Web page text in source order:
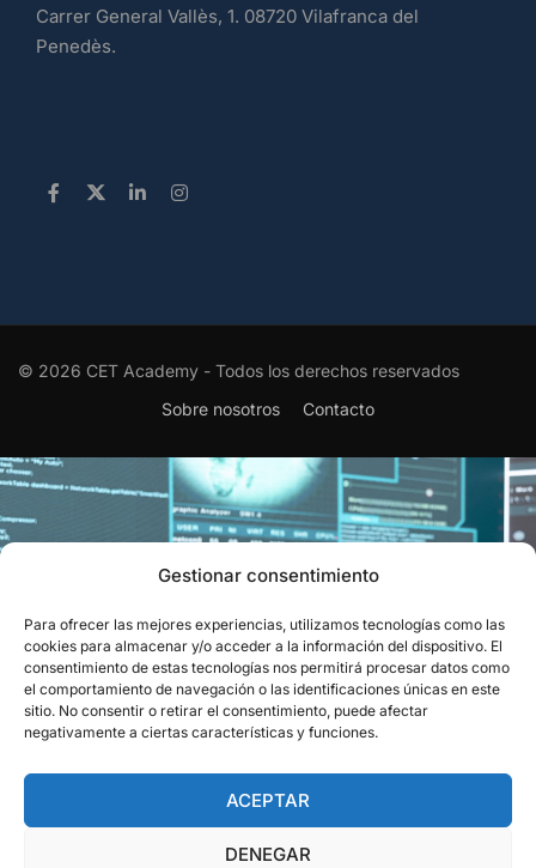
Gestionar consentimiento
Para ofrecer las mejores experiencias, utilizamos tecnologías como las
cookies para almacenar y/o acceder a la información del dispositivo. El
consentimiento de estas tecnologías nos permitirá procesar datos como
el comportamiento de navegación o las identificaciones únicas en este
sitio. No consentir o retirar el consentimiento, puede afectar
negativamente a ciertas características y funciones.
ACEPTAR
DENEGAR
Carrer General Vallès, 1. 08720 Vilafranca del
Penedès.
© 2026 CET Academy - Todos los derechos reservados
Sobre nosotros
Contacto
EL RECONOCIMIENTO QUE
CIERRA EL CÍRCULO
Obtén el aval oficial que certifica tu capacidad para resolver